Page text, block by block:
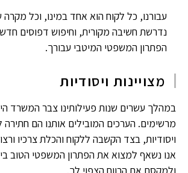
עבורנו, כל לקוח הוא אחד במינו, וכל
נדרשת חשיבה מקורית, וחיפוש דפוסים
הפתרון המשפטי המיטבי עבורך.
מצויינות ויסודיות
במהלך עשרים שנות פעילותינו צבר המשרד
מרשימים. הערכים המובילים אותנו הם חתירה
ויסודיות, בצד הקשבה ללקוח והכלת צרכיו
אנו נשאף למצוא את הפתרון המשפטי הטוב